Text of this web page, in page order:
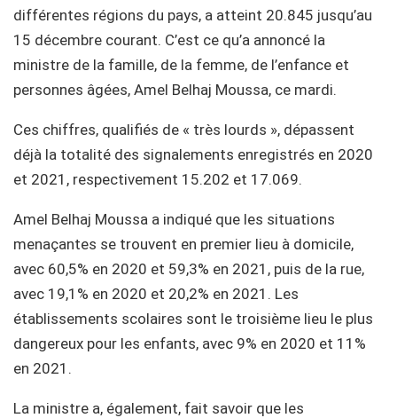
différentes régions du pays, a atteint 20.845 jusqu’au
15 décembre courant. C’est ce qu’a annoncé la
ministre de la famille, de la femme, de l’enfance et
personnes âgées, Amel Belhaj Moussa, ce mardi.
Ces chiffres, qualifiés de « très lourds », dépassent
déjà la totalité des signalements enregistrés en 2020
et 2021, respectivement 15.202 et 17.069.
Amel Belhaj Moussa a indiqué que les situations
menaçantes se trouvent en premier lieu à domicile,
avec 60,5% en 2020 et 59,3% en 2021, puis de la rue,
avec 19,1% en 2020 et 20,2% en 2021. Les
établissements scolaires sont le troisième lieu le plus
dangereux pour les enfants, avec 9% en 2020 et 11%
en 2021.
La ministre a, également, fait savoir que les